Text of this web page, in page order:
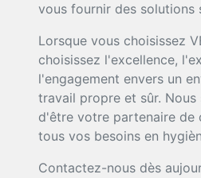
vous fournir des solutions
Lorsque vous choisissez
choisissez l'excellence,
l'engagement envers un
travail propre et sûr. Nous
d'être votre partenaire de
tous vos besoins en
Contactez-nous dès